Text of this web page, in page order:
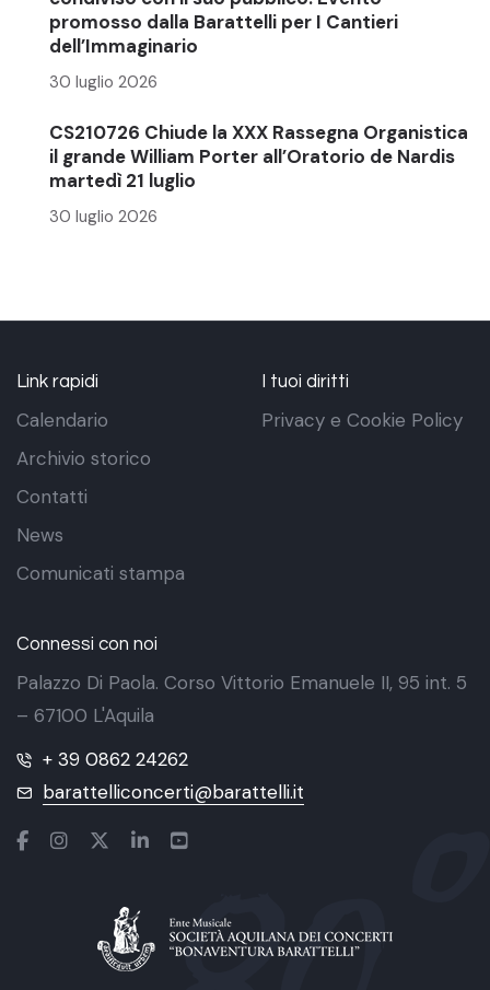
promosso dalla Barattelli per I Cantieri
dell’Immaginario
30 luglio 2026
CS210726 Chiude la XXX Rassegna Organistica
il grande William Porter all’Oratorio de Nardis
martedì 21 luglio
30 luglio 2026
Link rapidi
Calendario
Archivio storico
Contatti
News
Comunicati stampa
I tuoi diritti
Privacy e Cookie Policy
Connessi con noi
Palazzo Di Paola. Corso Vittorio Emanuele II, 95 int. 5
– 67100 L'Aquila
+ 39 0862 24262
barattelliconcerti@barattelli.it